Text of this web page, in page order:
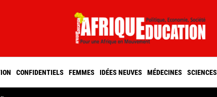
CONFIDENTIELS FEMMES IDÉES NEUVES MÉDECINES SCIENCES